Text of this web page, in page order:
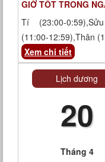
GIỜ TỐT TRONG
Tí (23:00-
(11:00-12:59),Thân
Xem chi tiết
Lịch dương
20
Tháng 4